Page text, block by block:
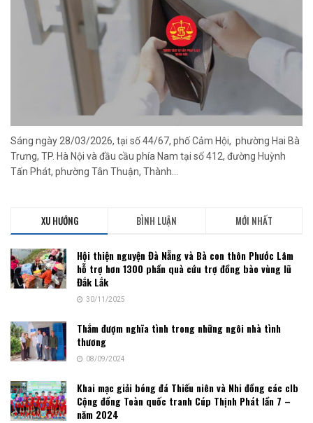
Sáng ngày 28/03/2026, tại số 44/67, phố Cảm Hội, phường Hai Bà
Trưng, TP. Hà Nội và đầu cầu phía Nam tại số 412, đường Huỳnh
Tấn Phát, phường Tân Thuận, Thành...
XU HƯỚNG BÌNH LUẬN MỚI NHẤT
Hội thiện nguyện Đà Nẵng và Bà con thôn Phước Lâm
hỗ trợ hơn 1300 phần quà cứu trợ đồng bào vùng lũ
Đắk Lắk
30/11/2025
Thắm đượm nghĩa tình trong những ngôi nhà tình
thương
08/09/2024
Khai mạc giải bóng đá Thiếu niên và Nhi đồng các clb
Cộng đồng Toàn quốc tranh Cúp Thịnh Phát lần 7 –
năm 2024